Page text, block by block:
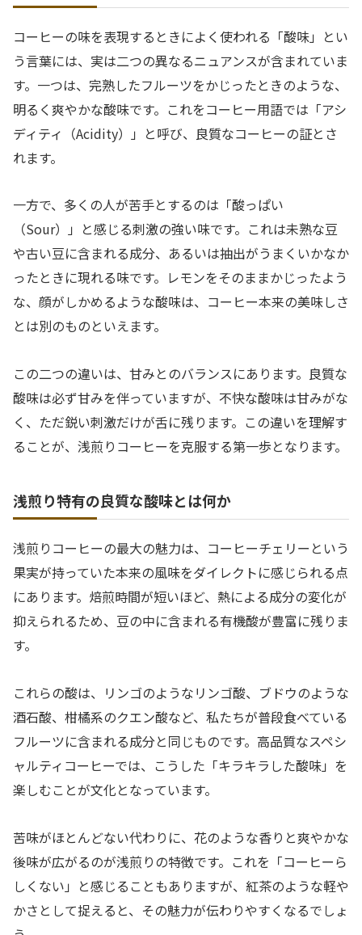
コーヒーの味を表現するときによく使われる「酸味」とい
う言葉には、実は二つの異なるニュアンスが含まれていま
す。一つは、完熟したフルーツをかじったときのような、
明るく爽やかな酸味です。これをコーヒー用語では「アシ
ディティ（Acidity）」と呼び、良質なコーヒーの証とさ
れます。
一方で、多くの人が苦手とするのは「酸っぱい
（Sour）」と感じる刺激の強い味です。これは未熟な豆
や古い豆に含まれる成分、あるいは抽出がうまくいかなか
ったときに現れる味です。レモンをそのままかじったよう
な、顔がしかめるような酸味は、コーヒー本来の美味しさ
とは別のものといえます。
この二つの違いは、甘みとのバランスにあります。良質な
酸味は必ず甘みを伴っていますが、不快な酸味は甘みがな
く、ただ鋭い刺激だけが舌に残ります。この違いを理解す
ることが、浅煎りコーヒーを克服する第一歩となります。
浅煎り特有の良質な酸味とは何か
浅煎りコーヒーの最大の魅力は、コーヒーチェリーという
果実が持っていた本来の風味をダイレクトに感じられる点
にあります。焙煎時間が短いほど、熱による成分の変化が
抑えられるため、豆の中に含まれる有機酸が豊富に残りま
す。
これらの酸は、リンゴのようなリンゴ酸、ブドウのような
酒石酸、柑橘系のクエン酸など、私たちが普段食べている
フルーツに含まれる成分と同じものです。高品質なスペシ
ャルティコーヒーでは、こうした「キラキラした酸味」を
楽しむことが文化となっています。
苦味がほとんどない代わりに、花のような香りと爽やかな
後味が広がるのが浅煎りの特徴です。これを「コーヒーら
しくない」と感じることもありますが、紅茶のような軽や
かさとして捉えると、その魅力が伝わりやすくなるでしょ